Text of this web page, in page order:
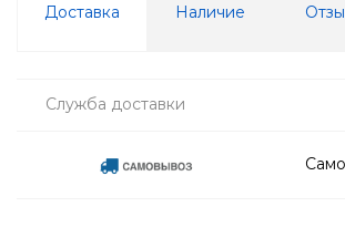
Доставка Наличие
Служба доставки